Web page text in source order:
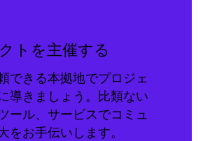
トを主催する
できる本拠地でプロジェ
導きましょう。比類ない
ール、サービスでコミュ
をお手伝いします。